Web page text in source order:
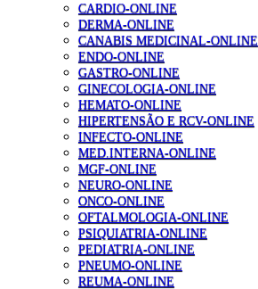
CARDIO-ONLINE
DERMA-ONLINE
CANABIS MEDICINAL-ONLINE
ENDO-ONLINE
GASTRO-ONLINE
GINECOLOGIA-ONLINE
HEMATO-ONLINE
HIPERTENSÃO E RCV-ONLINE
INFECTO-ONLINE
MED.INTERNA-ONLINE
MGF-ONLINE
NEURO-ONLINE
ONCO-ONLINE
OFTALMOLOGIA-ONLINE
PSIQUIATRIA-ONLINE
PEDIATRIA-ONLINE
PNEUMO-ONLINE
REUMA-ONLINE